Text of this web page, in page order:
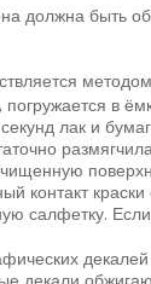
должна быть
в
лак и
контакт
салфетку.